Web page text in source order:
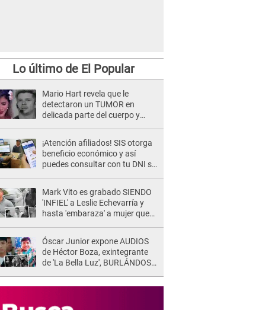
Lo último de El Popular
Mario Hart revela que le
detectaron un TUMOR en
delicada parte del cuerpo y
¡Atención afiliados! SIS otorga
beneficio económico y así
puedes consultar con tu DNI si
Mark Vito es grabado SIENDO
'INFIEL' a Leslie Echevarría y
hasta 'embaraza' a mujer que
desgraciado! "
Óscar Junior expone AUDIOS
de Héctor Boza, exintegrante
de 'La Bella Luz', BURLÁNDOSE